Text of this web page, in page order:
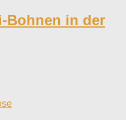
Bohnen in der